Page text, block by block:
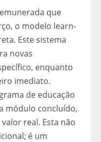
que
o modelo learn-
Este sistema
novas
enquanto
imediato.
de educação
módulo concluído,
real. Esta não
é um